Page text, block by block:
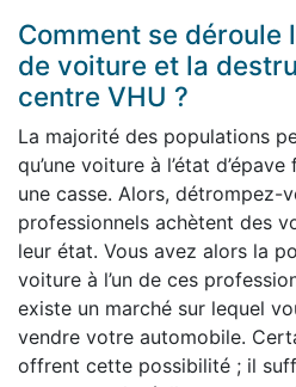
Comment se déroule
de voiture et la
centre VHU ?
La majorité des populations
qu’une voiture à l’état
une casse. Alors, détrompez-
professionnels achètent des
leur état. Vous avez alors la
voiture à l’un de ces
existe un marché sur lequel
vendre votre automobile.
offrent cette possibilité ; il